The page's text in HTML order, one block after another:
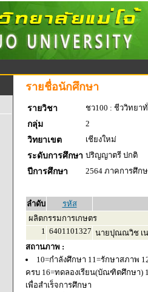
รายชื่อนักศึกษา
รายวิชา
ชว100 : ชีววิทยา
กลุ่ม
2
วิทยาเขต
เชียงใหม่
ระดับการศึกษา ปริญญาตรี ปกติ
ปีการศึกษา
2564 ภาคการศึก
ลำดับ
รหัส
ผลิตกรรมการเกษตร
1 6401101327 นายปุณณวิช เ
สถานภาพ :
10=กำลังศึกษา 11=รักษาสภาพ
ครบ 16=ทดลองเรียน(บัณฑิตศึกษา)
เพื่อสำเร็จการศึกษา